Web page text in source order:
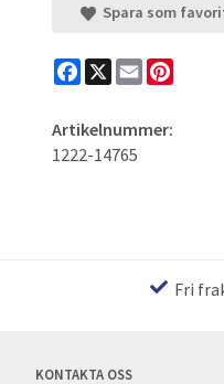
Spara som
Facebook
X Email
Artikelnummer:
1222-14765
Fri
KONTAKTA OSS